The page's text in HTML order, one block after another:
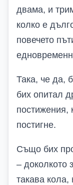
двама, и
колко е
повечето
Така, че да,
бих опитал
постижения,
постигне.
Също бих
– доколкото
такава